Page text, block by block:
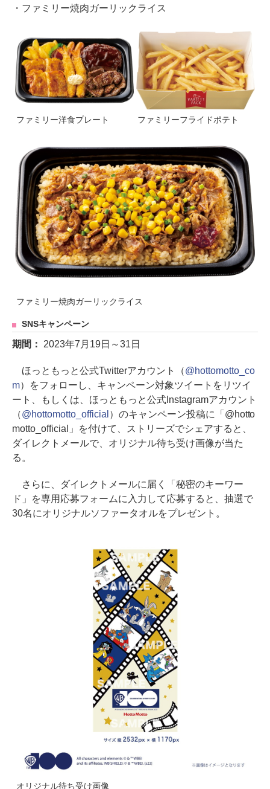
・ファミリー焼肉ガーリックライス
ファミリー洋食プレート ファミリーフライドポテト
ファミリー焼肉ガーリックライス
SNSキャンペーン
期間： 2023年7月19日～31日
ほっともっと公式Twitterアカウント（@hottomotto_co
m）をフォローし、キャンペーン対象ツイートをリツイ
ート、もしくは、ほっともっと公式Instagramアカウント
（@hottomotto_official ）のキャンペーン投稿に「@hotto
motto_official」を付けて、ストリーズでシェアすると、
ダイレクトメールで、オリジナル待ち受け画像が当た
る。
さらに、ダイレクトメールに届く「秘密のキーワー
ド」を専用応募フォームに入力して応募すると、抽選で
30名にオリジナルソファータオルをプレゼント。
オリジナル待ち受け画像